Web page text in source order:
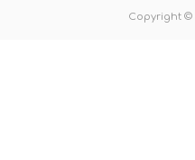
Copyright ©